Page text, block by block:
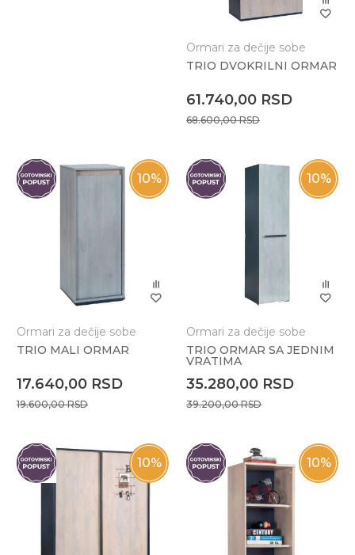
Ormari za dečije sobe
TRIO DVOKRILNI ORMAR
61.740,00 RSD
68.600,00RSD
10%
Ormari za dečije sobe
TRIO MALI ORMAR
17.640,00 RSD
19.600,00RSD
10%
Ormari za dečije sobe
TRIO ORMAR SA JEDNIM
VRATIMA
35.280,00 RSD
39.200,00RSD
10% 10%